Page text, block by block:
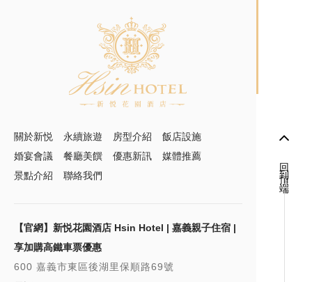
回到頂端
關於新悦 永續旅遊 房型介紹
飯店設施
婚宴會議
餐廳美饌 優惠新訊
媒體推薦
景點介紹
聯絡我們
【官網】新悦花園酒店 Hsin Hotel | 嘉義親子住宿 |
享加購高鐵車票優惠
600 嘉義市東區後湖里保順路69號